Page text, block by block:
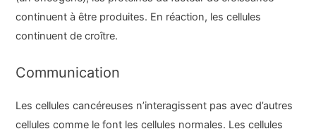
continuent à être produites. En réaction, les cellules
continuent de croître.
Communication
Les cellules cancéreuses n’interagissent pas avec d’autres
cellules comme le font les cellules normales. Les cellules